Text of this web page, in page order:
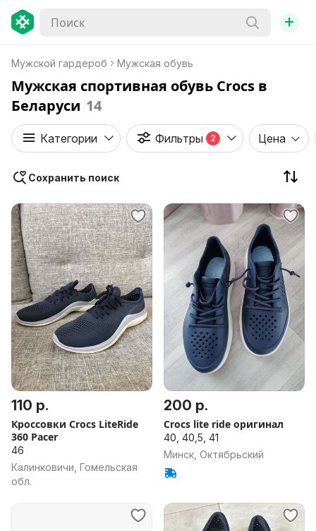
+
Мужской гардероб Мужская обувь
Мужская спортивная обувь Crocs в
Беларуси 14
Категории Фильтры 2 Цена
Сохранить поиск
110 р.
Кроссовки Crocs LiteRide
360 Pacer
46
Калинковичи, Гомельская
обл.
200 р.
Crocs lite ride оригинал
40, 40,5, 41
Минск, Октябрьский